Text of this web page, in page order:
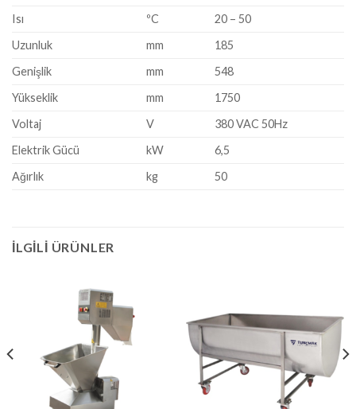
Isı
ºC
20 – 50
Uzunluk
mm
185
Genişlik
mm
548
Yükseklik
mm
1750
Voltaj
V
380 VAC 50Hz
Elektrik Gücü
kW
6,5
Ağırlık
kg 50
İLGILI ÜRÜNLER